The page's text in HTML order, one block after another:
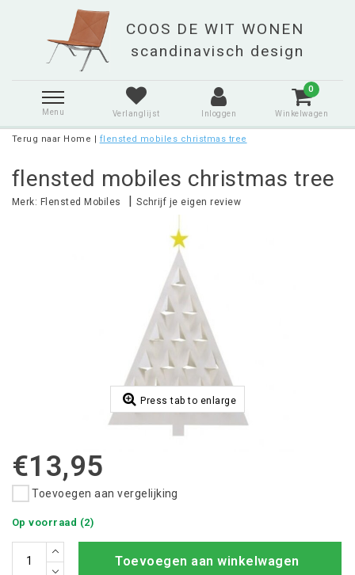
Menu Verlanglijst Inloggen
0
Winkelwagen
Terug naar Home | flensted mobiles christmas tree
flensted mobiles christmas tree
Merk: Flensted Mobiles |Schrijf je eigen review
Press tab to enlarge
€13,95
Toevoegen aan vergelijking
Op voorraad (2)
Toevoegen aan winkelwagen